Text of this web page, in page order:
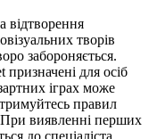
відтворення
творів
забороняється.
для осіб
іграх може
правил
При виявленні перших
до спеціаліста.